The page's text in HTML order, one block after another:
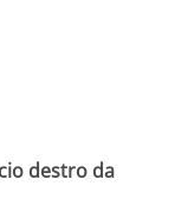
destro da